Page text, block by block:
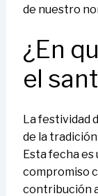
de nuestro
¿En
el
La festividad
de la
Esta fecha
compromiso
contribución